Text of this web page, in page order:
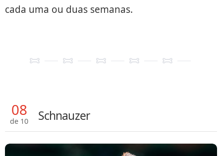
cada uma ou duas semanas.
08
de 10 Schnauzer